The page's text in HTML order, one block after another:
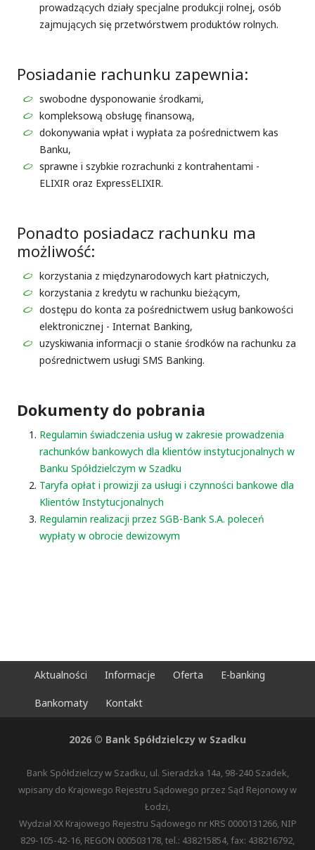
prowadzących działy specjalne produkcji rolnej, osób
zajmujących się przetwórstwem produktów rolnych.
Posiadanie rachunku zapewnia:
swobodne dysponowanie środkami,
kompleksową obsługę finansową,
dokonywania wpłat i wypłata za pośrednictwem kas
Banku,
sprawne i szybkie rozrachunki z kontrahentami -
ELIXIR oraz ExpressELIXIR.
Ponadto posiadacz rachunku ma
możliwość:
korzystania z międzynarodowych kart płatniczych,
korzystania z kredytu w rachunku bieżącym,
dostępu do konta za pośrednictwem usług bankowości
elektronicznej - Internat Banking,
uzyskiwania informacji o stanie środków na rachunku za
pośrednictwem usługi SMS Banking.
Dokumenty do pobrania
Regulamin świadczenia usług w zakresie prowadzenia
rachunków bankowych dla klientów instytucjonalnych w
Banku Spółdzielczym w Szadku
Taryfa opłat i prowizji za usługi i czynności bankowe dla
Klientów Instytucjonalnych
Regulamin realizacji przez SGB-Bank S.A. poleceń
wypłaty w obrocie dewizowym
Aktualności Informacje Oferta E-banking
Bankomaty Kontakt
2026 © Bank Spółdzielczy w Szadku
Bank Spółdzielczy w Szadku, ul. Sieradzka 14a, 98-240 Szadek,
wpisany do Krajowego Rejestru Sądowego przez Sąd Rejonowy w
Łodzi,
Wydział XX Krajowego Rejestru Sądowego nr KRS 0000131266, NIP
829-105-42-16, REGON 000503178, tel.: 438215854, fax: 438216792,